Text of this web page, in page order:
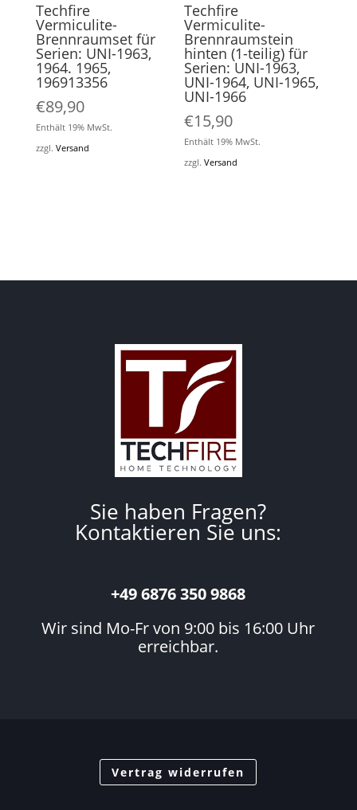
Techfire
Vermiculite-
Brennraumset für
Serien: UNI-1963,
1964. 1965,
196913356
€89,90
Enthält 19% MwSt.
zzgl. Versand
Techfire
Vermiculite-
Brennraumstein
hinten (1-teilig) für
Serien: UNI-1963,
UNI-1964, UNI-1965,
UNI-1966
€15,90
Enthält 19% MwSt.
zzgl.Versand
Sie haben Fragen?
Kontaktieren Sie uns:
+49 6876 350 9868
Wir sind Mo-Fr von 9:00 bis 16:00 Uhr
erreichbar.
Vertrag widerrufen